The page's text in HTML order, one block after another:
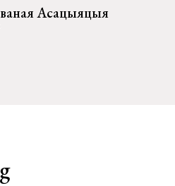
Асацыяцыя